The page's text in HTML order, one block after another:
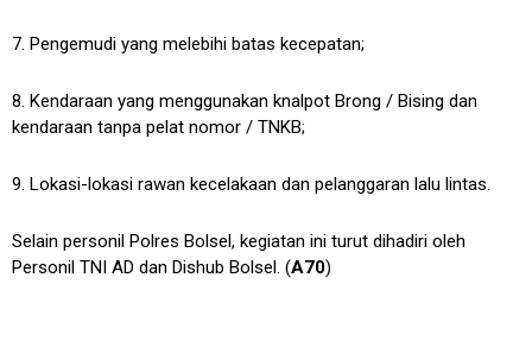
7. ⁠Pengemudi yang melebihi batas kecepatan;
8. ⁠Kendaraan yang menggunakan knalpot Brong / Bising dan
kendaraan tanpa pelat nomor / TNKB;
9. ⁠Lokasi-lokasi rawan kecelakaan dan pelanggaran lalu lintas.
Selain personil Polres Bolsel, kegiatan ini turut dihadiri oleh
Personil TNI AD dan Dishub Bolsel. (A70)